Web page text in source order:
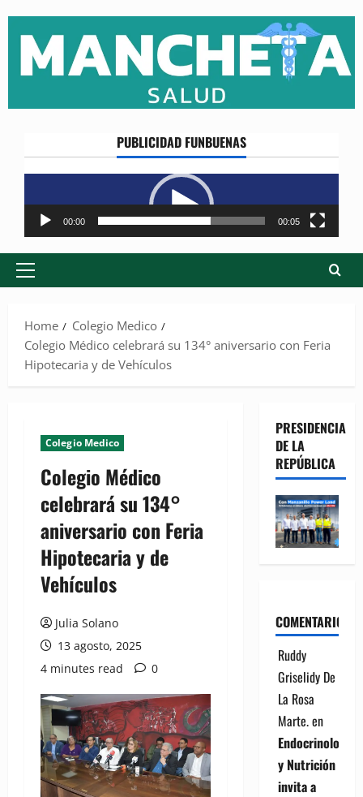
content
PUBLICIDAD FUNBUENAS
Reproductor
de
vídeo
00:00 00:05
Primary
Home
Colegio Medico
Colegio Médico celebrará su 134° aniversario con Feria
Hipotecaria y de Vehículos
Colegio Medico
Colegio Médico
celebrará su 134°
aniversario con Feria
Hipotecaria y de
Vehículos
Julia Solano
13 agosto, 2025
4 minutes read
0
PRESIDENCIA
DE LA
REPÚBLICA
COMENTARIOS
Ruddy
Griselidy De
La Rosa
Marte.en
Endocrinología
y Nutrición
invita a